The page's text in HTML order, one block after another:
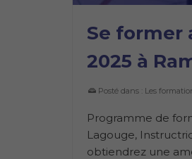
Se former
2025 à
Posté dans : Les
Programme de
Lagouge,
obtiendrez une